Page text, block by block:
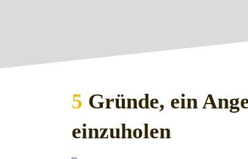
5 Gründe, ein
einzuholen